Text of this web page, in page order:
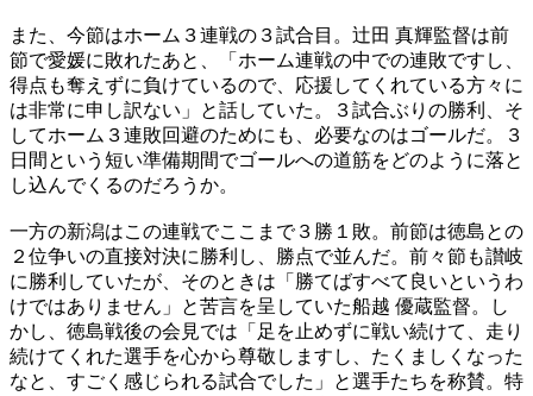
また、今節はホーム３連戦の３試合目。辻田 真輝監督は前
節で愛媛に敗れたあと、「ホーム連戦の中での連敗ですし、
得点も奪えずに負けているので、応援してくれている方々に
は非常に申し訳ない」と話していた。３試合ぶりの勝利、そ
してホーム３連敗回避のためにも、必要なのはゴールだ。３
日間という短い準備期間でゴールへの道筋をどのように落と
し込んでくるのだろうか。
一方の新潟はこの連戦でここまで３勝１敗。前節は徳島との
２位争いの直接対決に勝利し、勝点で並んだ。前々節も讃岐
に勝利していたが、そのときは「勝てばすべて良いというわ
けではありません」と苦言を呈していた船越 優蔵監督。し
かし、徳島戦後の会見では「足を止めずに戦い続けて、走り
続けてくれた選手を心から尊敬しますし、たくましくなった
なと、すごく感じられる試合でした」と選手たちを称賛。特